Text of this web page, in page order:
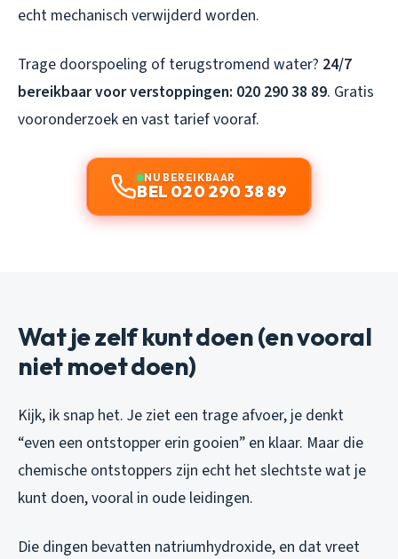
echt mechanisch verwijderd worden.
Trage doorspoeling of terugstromend water? 24/7
bereikbaar voor verstoppingen: 020 290 38 89. Gratis
vooronderzoek en vast tarief vooraf.
NU BEREIKBAAR
BEL 020 290 38 89
Wat je zelf kunt doen (en vooral
niet moet doen)
Kijk, ik snap het. Je ziet een trage afvoer, je denkt
“even een ontstopper erin gooien” en klaar. Maar die
chemische ontstoppers zijn echt het slechtste wat je
kunt doen, vooral in oude leidingen.
Die dingen bevatten natriumhydroxide, en dat vreet